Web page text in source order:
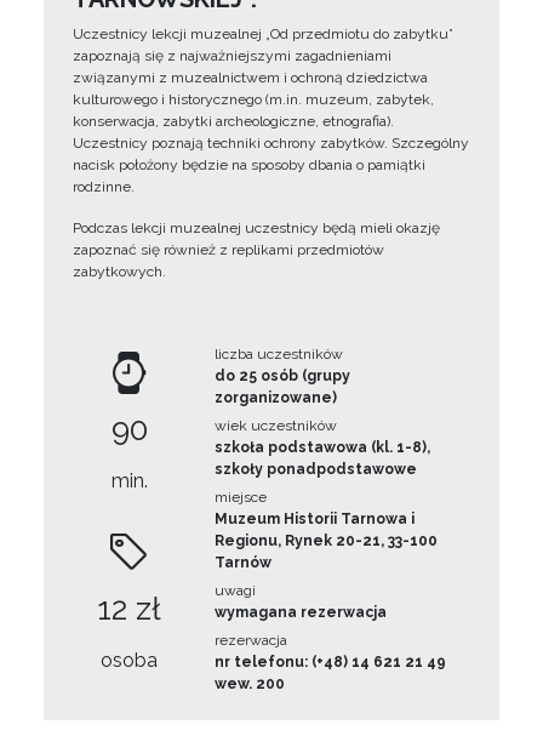
Uczestnicy lekcji muzealnej „Od przedmiotu do zabytku”
zapoznają się z najważniejszymi zagadnieniami
związanymi z muzealnictwem i ochroną dziedzictwa
kulturowego i historycznego (m.in. muzeum, zabytek,
konserwacja, zabytki archeologiczne, etnografia).
Uczestnicy poznają techniki ochrony zabytków. Szczególny
nacisk położony będzie na sposoby dbania o pamiątki
rodzinne.
Podczas lekcji muzealnej uczestnicy będą mieli okazję
zapoznać się również z replikami przedmiotów
zabytkowych.
90
min.
12 zł
osoba
liczba uczestników
do 25 osób (grupy
zorganizowane)
wiek uczestników
szkoła podstawowa (kl. 1-8),
szkoły ponadpodstawowe
miejsce
Muzeum Historii Tarnowa i
Regionu, Rynek 20-21, 33-100
Tarnów
uwagi
wymagana rezerwacja
rezerwacja
nr telefonu: (+48) 14 621 21 49
wew. 200